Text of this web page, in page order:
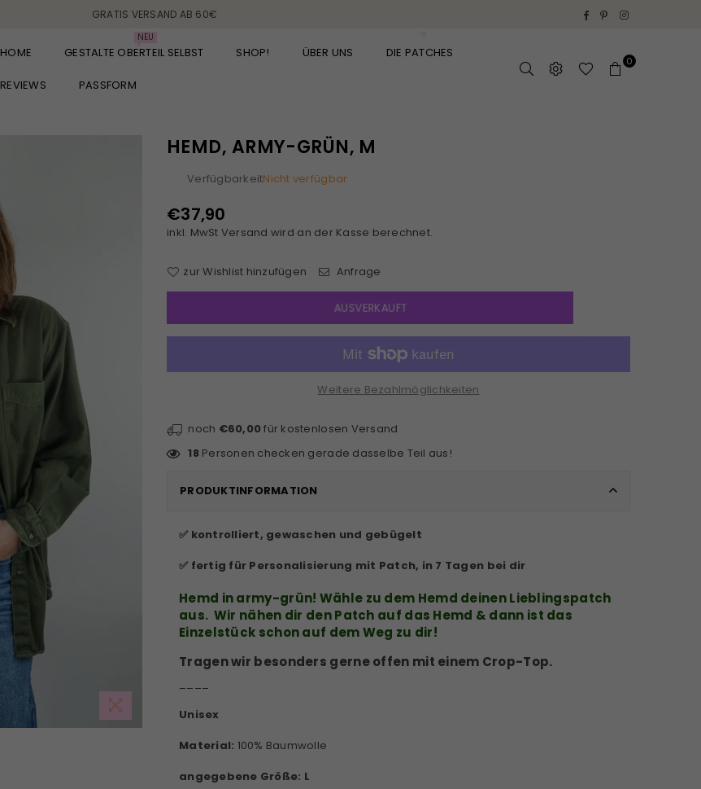
GRATIS VERSAND AB 60€ Facebook
PinterestInstagram
HOME GESTALTE OBERTEIL SELBST
NEU
SHOP! ÜBER UNS DIE PATCHES
REVIEWS PASSFORM
0
HEMD, ARMY-GRÜN, M
VerfügbarkeitNicht verfügbar
Normaler
Preis
€37,90
inkl. MwSt Versand wird an der Kasse berechnet.
zur Wishlist hinzufügen Anfrage
AUSVERKAUFT
Weitere Bezahlmöglichkeiten
noch €60,00 für kostenlosen Versand
18 Personen checken gerade dasselbe Teil aus!
PRODUKTINFORMATION
✅ kontrolliert, gewaschen und gebügelt
✅ fertig für Personalisierung mit Patch, in 7 Tagen bei dir
Hemd in army-grün! Wähle zu dem Hemd deinen Lieblingspatch
aus. Wir nähen dir den Patch auf das Hemd & dann ist das
Einzelstück schon auf dem Weg zu dir!
Tragen wir besonders gerne offen mit einem Crop-Top.
Unisex
Material: 100% Baumwolle
angegebene Größe: L